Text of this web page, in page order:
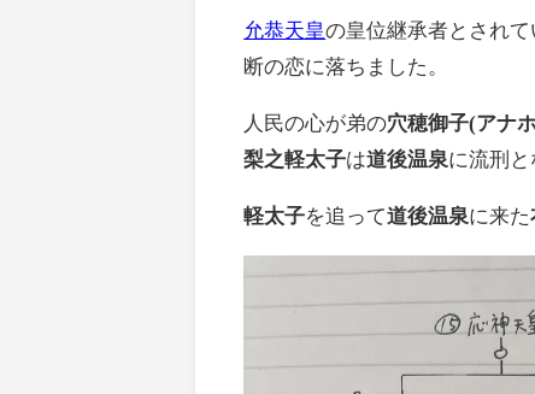
允恭天皇の皇位継承者とされて
断の恋に落ちました。
人民の心が弟の穴穂御子(アナ
梨之軽太子は道後温泉に流刑と
軽太子を追って道後温泉に来た